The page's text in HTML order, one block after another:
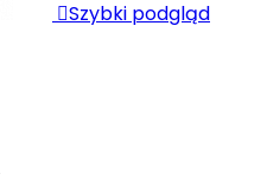
Szybki podgląd